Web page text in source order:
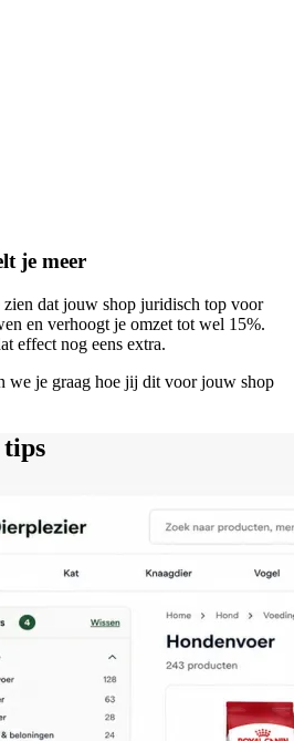
je meer
dat jouw shop juridisch top voor
en verhoogt je omzet tot wel 15%.
effect nog eens extra.
we je graag hoe jij dit voor jouw shop